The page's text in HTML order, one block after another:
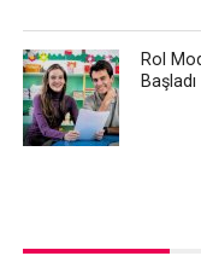
Rol
Başladı